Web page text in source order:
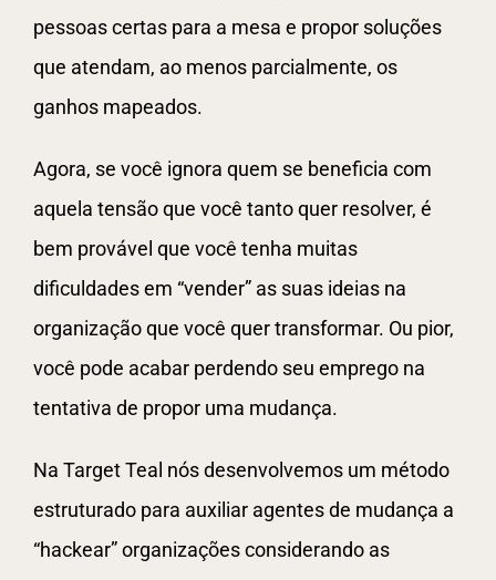
pessoas certas para a mesa e propor soluções
que atendam, ao menos parcialmente, os
ganhos mapeados.
Agora, se você ignora quem se beneficia com
aquela tensão que você tanto quer resolver, é
bem provável que você tenha muitas
dificuldades em “vender” as suas ideias na
organização que você quer transformar. Ou pior,
você pode acabar perdendo seu emprego na
tentativa de propor uma mudança.
Na Target Teal nós desenvolvemos um método
estruturado para auxiliar agentes de mudança a
“hackear” organizações considerando as